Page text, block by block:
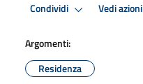
Condividi Vedi azioni
Argomenti:
Residenza